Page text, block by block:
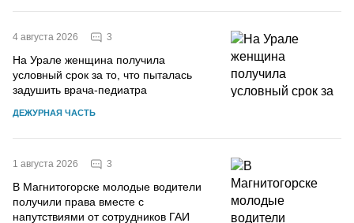
4 августа 2026 3
На Урале женщина получила
условный срок за то, что пыталась
задушить врача-педиатра
ДЕЖУРНАЯ ЧАСТЬ
1 августа 2026 3
В Магнитогорске молодые водители
получили права вместе с
напутствиями от сотрудников ГАИ